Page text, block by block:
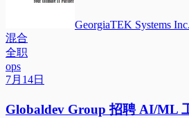
GeorgiaTEK Systems Inc.
混合
全职
ops
7月14日
Globaldev Group 招聘 AI/ML